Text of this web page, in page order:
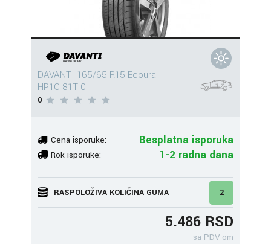
DAVANTI 165/65 R15 Ecoura
HP1C 81T 0
0
Cena isporuke: Besplatna isporuka
Rok isporuke: 1-2 radna dana
RASPOLOŽIVA KOLIČINA GUMA 2
5.486 RSD
sa PDV-om